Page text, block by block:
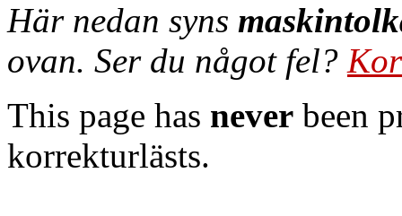
Här nedan syns
ovan. Ser du något fel?
This page has never been
korrekturlästs.